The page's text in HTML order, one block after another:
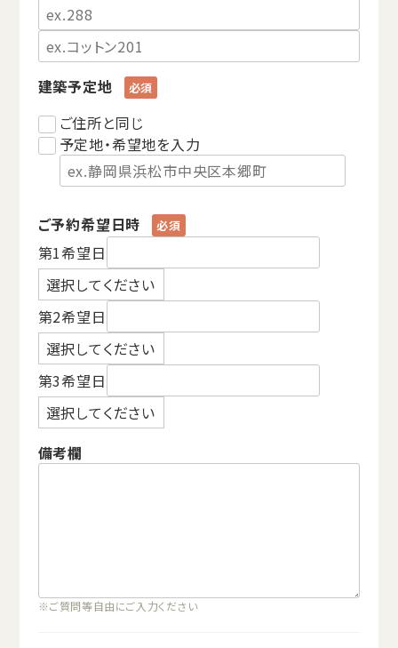
建築予定地
ご住所と同じ
予定地・希望地を入力
ご予約希望日時
第1希望日
第2希望日
第3希望日
備考欄
※ご質問等自由にご入力ください